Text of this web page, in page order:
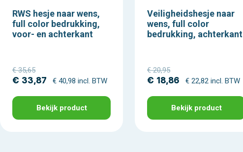
RWS hesje naar wens,
full color bedrukking,
voor- en achterkant
€ 35,65
€ 33,87 € 40,98 incl. BTW
Bekijk product
Veiligheidshesje naar
wens, full color
bedrukking, achterkant
€ 20,95
€ 18,86 € 22,82 incl. BTW
Bekijk product